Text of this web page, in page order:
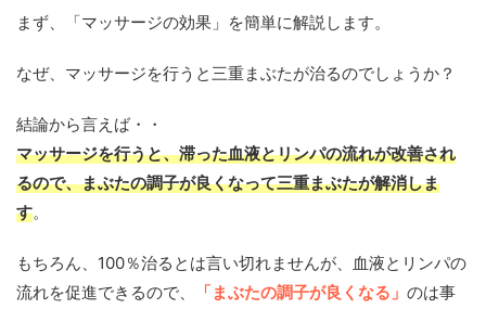
まず、「マッサージの効果」を簡単に解説します。
なぜ、マッサージを行うと三重まぶたが治るのでしょうか？
結論から言えば・・
マッサージを行うと、滞った血液とリンパの流れが改善され
るので、まぶたの調子が良くなって三重まぶたが解消しま
す。
もちろん、100％治るとは言い切れませんが、血液とリンパの
流れを促進できるので、
「まぶたの調子が良くなる」 のは事